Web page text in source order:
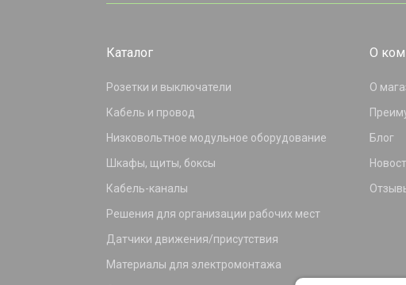
Каталог
Розетки и выключатели
Кабель и провод
Низковольтное модульное оборудование
Шкафы, щиты, боксы
Кабель-каналы
Решения для организации рабочих мест
Датчики движения/присутствия
Материалы для электромонтажа
О
О
Блог